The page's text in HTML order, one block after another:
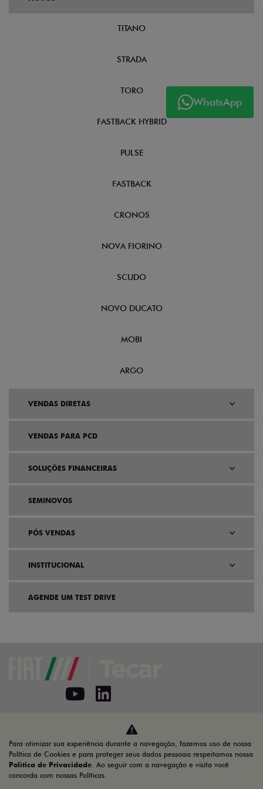
WhatsApp
TITANO
STRADA
TORO
FASTBACK HYBRID
PULSE
FASTBACK
CRONOS
NOVA FIORINO
SCUDO
NOVO DUCATO
MOBI
ARGO
VENDAS DIRETAS
VENDAS PARA PCD
SOLUÇÕES FINANCEIRAS
SEMINOVOS
PÓS VENDAS
INSTITUCIONAL
AGENDE UM TEST DRIVE
Desacelere. Seu bem maior é a vida.
Para otimizar sua experiência durante a navegação, fazemos uso de nossa
Política de Cookies e para proteger seus dados pessoais respeitamos nossa
Política de Privacidade. Ao seguir com a navegação e visita você
concorda com nossas Políticas.